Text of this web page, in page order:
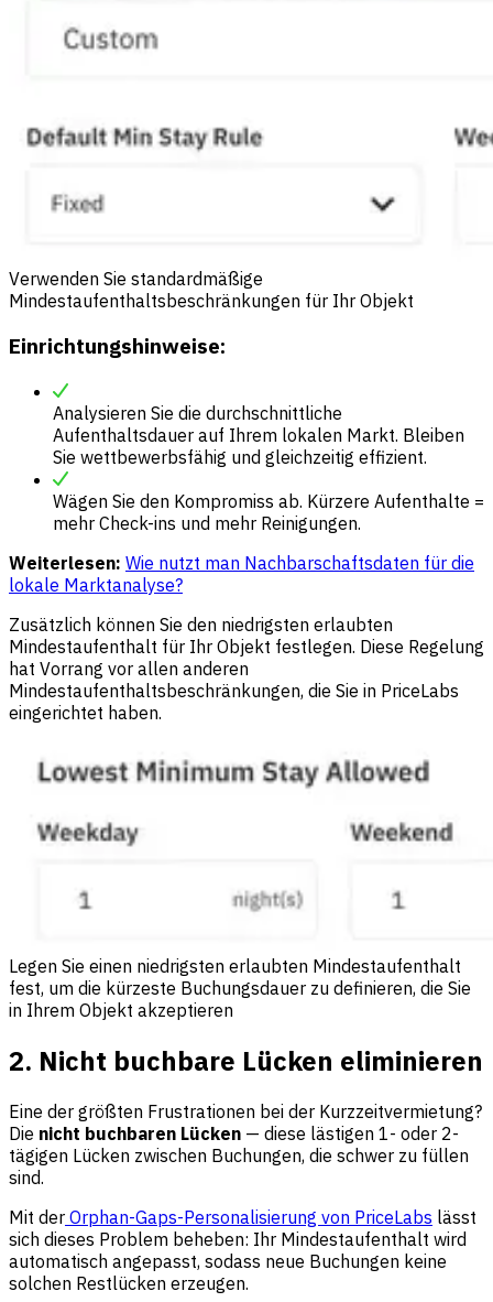
Verwenden Sie standardmäßige
Mindestaufenthaltsbeschränkungen für Ihr Objekt
Einrichtungshinweise:
Analysieren Sie die durchschnittliche
Aufenthaltsdauer auf Ihrem lokalen Markt. Bleiben
Sie wettbewerbsfähig und gleichzeitig effizient.
Wägen Sie den Kompromiss ab. Kürzere Aufenthalte =
mehr Check-ins und mehr Reinigungen.
Weiterlesen: Wie nutzt man Nachbarschaftsdaten für die
lokale Marktanalyse?
Zusätzlich können Sie den niedrigsten erlaubten
Mindestaufenthalt für Ihr Objekt festlegen. Diese Regelung
hat Vorrang vor allen anderen
Mindestaufenthaltsbeschränkungen, die Sie in PriceLabs
eingerichtet haben.
Legen Sie einen niedrigsten erlaubten Mindestaufenthalt
fest, um die kürzeste Buchungsdauer zu definieren, die Sie
in Ihrem Objekt akzeptieren
2. Nicht buchbare Lücken eliminieren
Eine der größten Frustrationen bei der Kurzzeitvermietung?
Die nicht buchbaren Lücken — diese lästigen 1- oder 2-
tägigen Lücken zwischen Buchungen, die schwer zu füllen
sind.
Mit der Orphan-Gaps-Personalisierung von PriceLabs lässt
sich dieses Problem beheben: Ihr Mindestaufenthalt wird
automatisch angepasst, sodass neue Buchungen keine
solchen Restlücken erzeugen.